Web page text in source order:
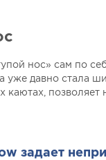
нос» сам по
давно стала
каютах,
задает